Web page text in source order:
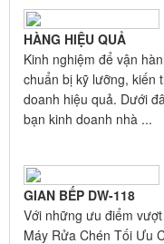
HÀNG HIỆU QUẢ
Kinh nghiệm để vận
chuẩn bị kỹ lưỡng, kiến
doanh hiệu quả. Dưới
bạn kinh doanh nhà ...
GIAN BẾP DW-118
Với những ưu điểm
Máy Rửa Chén Tối Ưu